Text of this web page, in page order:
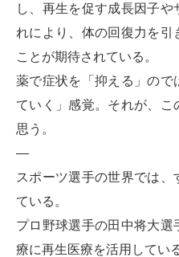
し、再生を促す成長因子や
れにより、体の回復力を引
ことが期待されている。
薬で症状を「抑える」ので
ていく」感覚。それが、こ
思う。
—
スポーツ選手の世界では
ている。
プロ野球選手の田中将大
療に再生医療を活用している